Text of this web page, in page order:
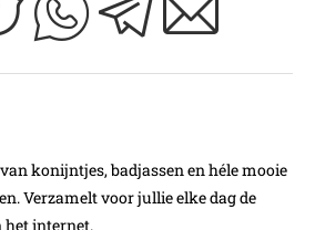
konijntjes, badjassen en héle mooie
Verzamelt voor jullie elke dag de
het internet.